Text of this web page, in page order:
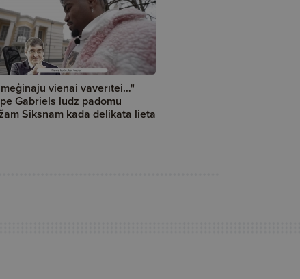
vienai vāverītei…"
Gabriels lūdz padomu
Siksnam kādā delikātā lietā